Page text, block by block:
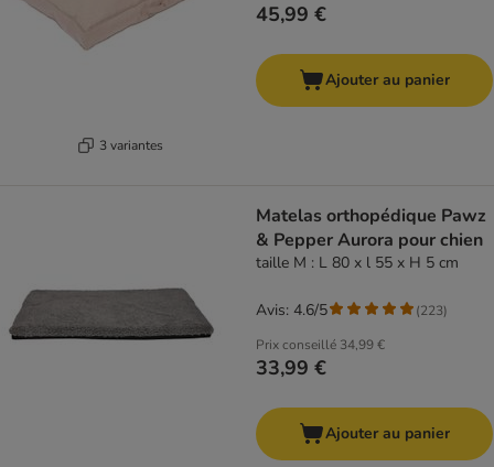
3 variantes
45,99 €
Ajouter au panier
Matelas orthopédique Pawz
& Pepper Aurora pour chien
taille M : L 80 x l 55 x H 5 cm
Prix conseillé 34,99 €
33,99 €
Avis: 4.6/5 (223)
Ajouter au panier